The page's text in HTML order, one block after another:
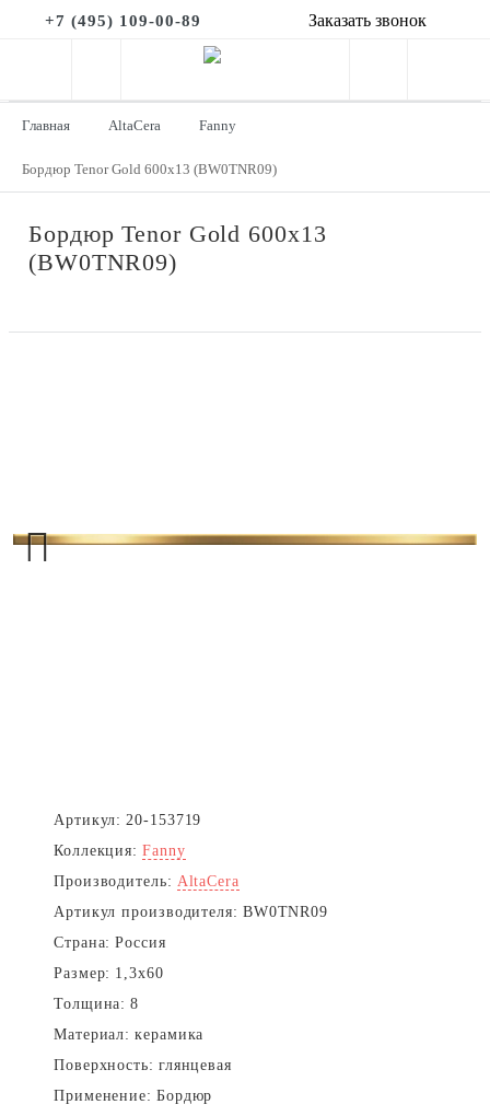
+7 (495) 109-00-89 Заказать звонок
Главная AltaCera Fanny
Бордюр Tenor Gold 600x13 (BW0TNR09)
Бордюр Tenor Gold 600x13
(BW0TNR09)
Артикул: 20-153719
Коллекция: Fanny
Производитель: AltaCera
Артикул производителя: BW0TNR09
Страна: Россия
Размер: 1,3x60
Толщина: 8
Материал: керамика
Поверхность: глянцевая
Применение: Бордюр